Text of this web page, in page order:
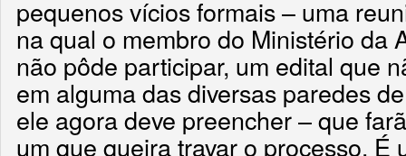
pequenos vícios formais – uma
na qual o membro do Ministério da
não pôde participar, um edital que
em alguma das diversas paredes
ele agora deve preencher – que
um que queira travar o processo. É